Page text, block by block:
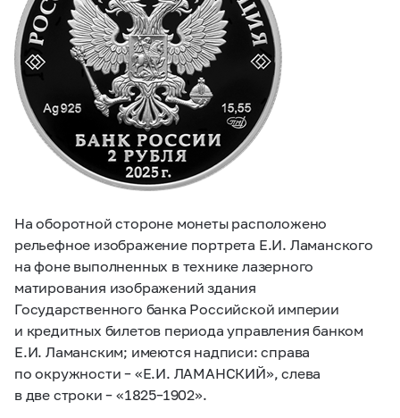
На оборотной стороне монеты расположено
рельефное изображение портрета Е.И. Ламанского
на фоне выполненных в технике лазерного
матирования изображений здания
Государственного банка Российской империи
и кредитных билетов периода управления банком
Е.И. Ламанским; имеются надписи: справа
по окружности – «Е.И. ЛАМАНСКИЙ», слева
в две строки – «1825–1902».